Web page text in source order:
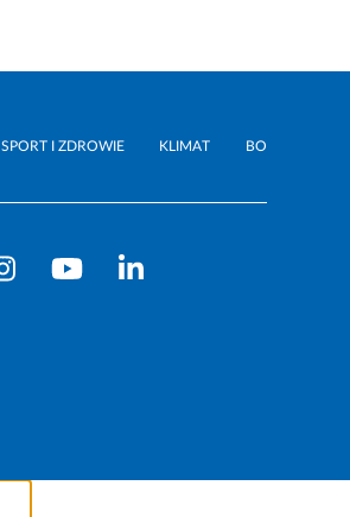
SPORT I ZDROWIE KLIMAT BO